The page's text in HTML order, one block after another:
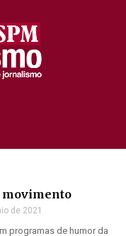
movimento
de 2021
programas de humor da